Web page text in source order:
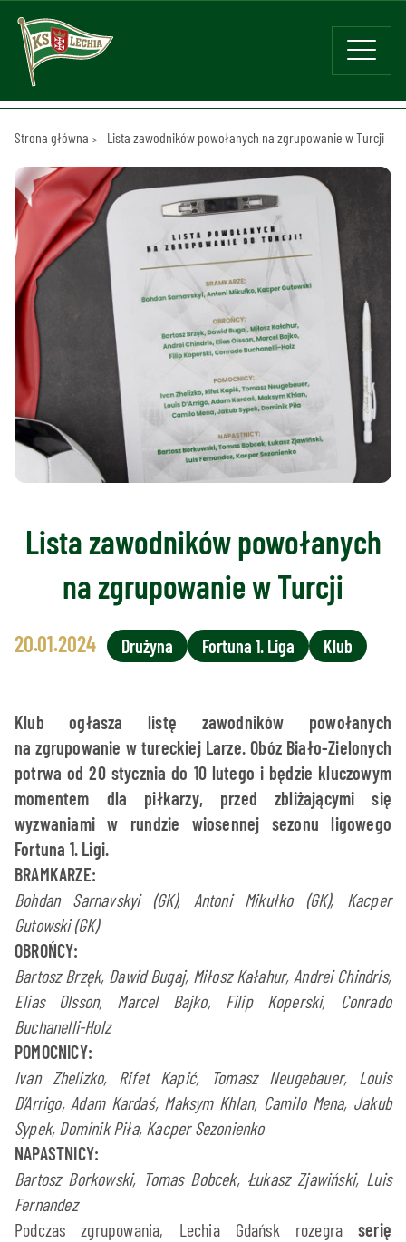
Strona główna Lista zawodników powołanych na zgrupowanie w Turcji
Lista zawodników powołanych
na zgrupowanie w Turcji
20.01.2024 Drużyna Fortuna 1. Liga Klub
Klub ogłasza listę zawodników powołanych
na zgrupowanie w tureckiej Larze. Obóz Biało-Zielonych
potrwa od 20 stycznia do 10 lutego i będzie kluczowym
momentem dla piłkarzy, przed zbliżającymi się
wyzwaniami w rundzie wiosennej sezonu ligowego
Fortuna 1. Ligi.
BRAMKARZE:
Bohdan Sarnavskyi (GK), Antoni Mikułko (GK), Kacper
Gutowski (GK)
OBROŃCY:
Bartosz Brzęk, Dawid Bugaj, Miłosz Kałahur, Andrei Chindris,
Elias Olsson, Marcel Bajko, Filip Koperski, Conrado
Buchanelli-Holz
POMOCNICY:
Ivan Zhelizko, Rifet Kapić, Tomasz Neugebauer, Louis
D’Arrigo, Adam Kardaś, Maksym Khlan, Camilo Mena, Jakub
Sypek, Dominik Piła, Kacper Sezonienko
NAPASTNICY:
Bartosz Borkowski, Tomas Bobcek, Łukasz Zjawiński, Luis
Fernandez
Podczas zgrupowania, Lechia Gdańsk rozegra serię